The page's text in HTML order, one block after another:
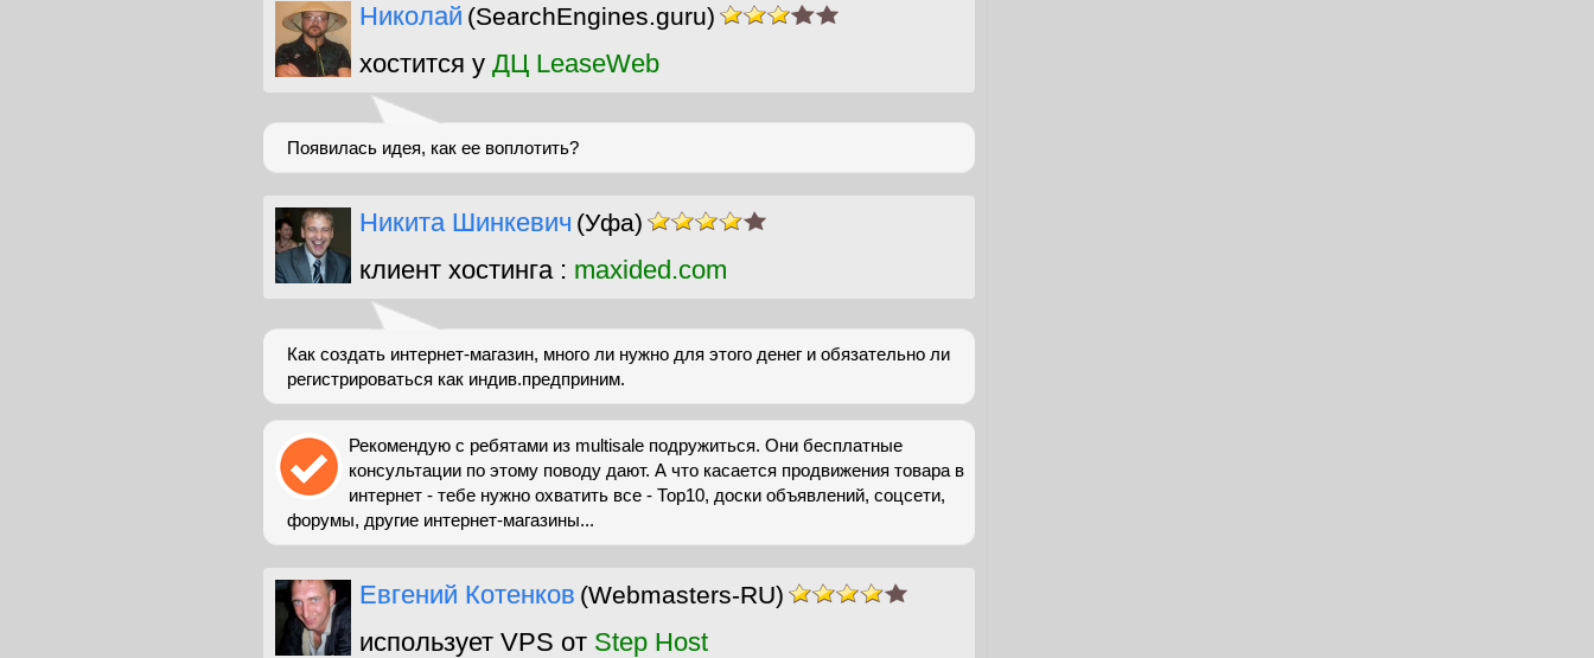
Николай (SearchEngines.guru)
хостится у ДЦ LeaseWeb
Появилась идея, как ее воплотить?
Никита Шинкевич (Уфа)
клиент хостинга : maxided.com
Как создать интернет-магазин, много ли нужно для этого денег и обязательно ли
регистрироваться как индив.предприним.
Рекомендую с ребятами из multisale подружиться. Они бесплатные
консультации по этому поводу дают. А что касается продвижения товара в
интернет - тебе нужно охватить все - Тор10, доски объявлений, соцсети,
форумы, другие интернет-магазины...
Евгений Котенков (Webmasters-RU)
использует VPS от Step Host